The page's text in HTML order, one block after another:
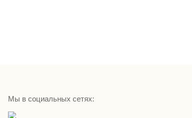
Мы в социальных сетях: